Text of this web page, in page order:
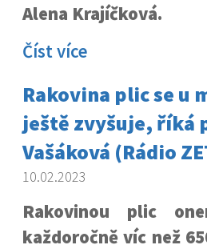
Alena Krajíčková.
Číst více
Rakovina plic se u
ještě zvyšuje, říká
Vašáková (Rádio
10.02.2023
Rakovinou plic
každoročně víc než